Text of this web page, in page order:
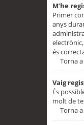
M’he
Primer
anys
és
Torna a
Vaig
És
molt de
Torna a